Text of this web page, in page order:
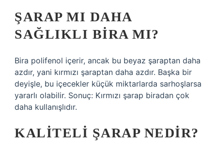
ŞARAP MI DAHA
SAĞLIKLI BIRA MI?
Bira polifenol içerir, ancak bu beyaz şaraptan daha
azdır, yani kırmızı şaraptan daha azdır. Başka bir
deyişle, bu içecekler küçük miktarlarda sarhoşlarsa
yararlı olabilir. Sonuç: Kırmızı şarap biradan çok
daha kullanışlıdır.
KALITELI ŞARAP NEDIR?